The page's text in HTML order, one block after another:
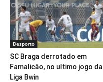
Desporto
SC Braga derrotado em
Famalicão, no ultimo jogo da
Liga Bwin